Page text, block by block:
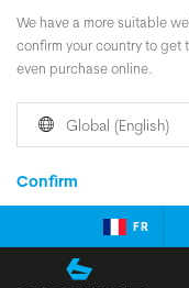
We have a more suitable
confirm your country to
even purchase online.
Global (English)
Confirm
FR